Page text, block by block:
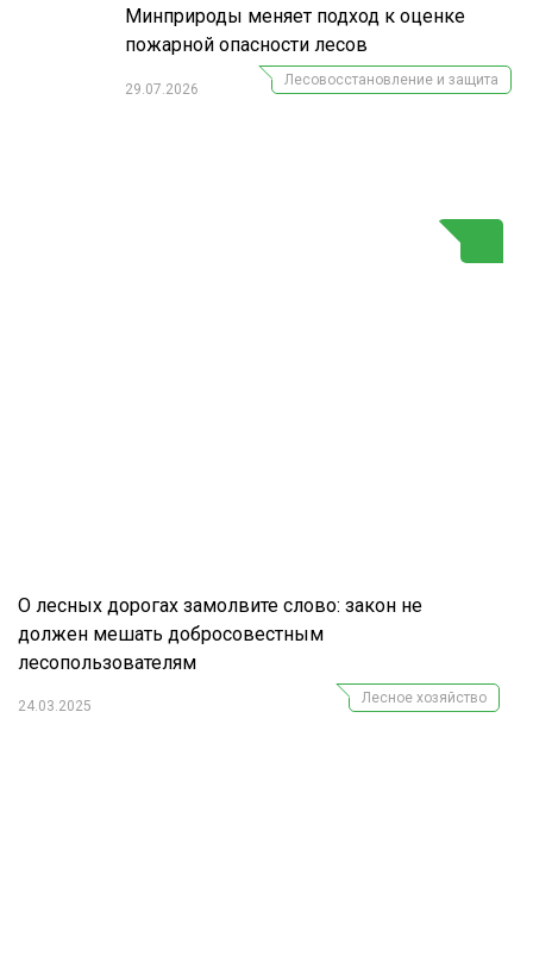
Минприроды меняет подход к оценке
пожарной опасности лесов
29.07.2026
Лесовосстановление и защита
О лесных дорогах замолвите слово: закон не
должен мешать добросовестным
лесопользователям
24.03.2025
Лесное хозяйство